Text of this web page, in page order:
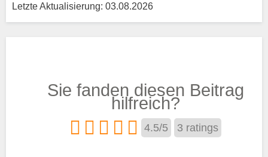
Trägertyp*
Letzte Aktualisierung: 03.08.2026
Sie fanden diesen Beitrag
hilfreich?
4.5/5 3 ratings